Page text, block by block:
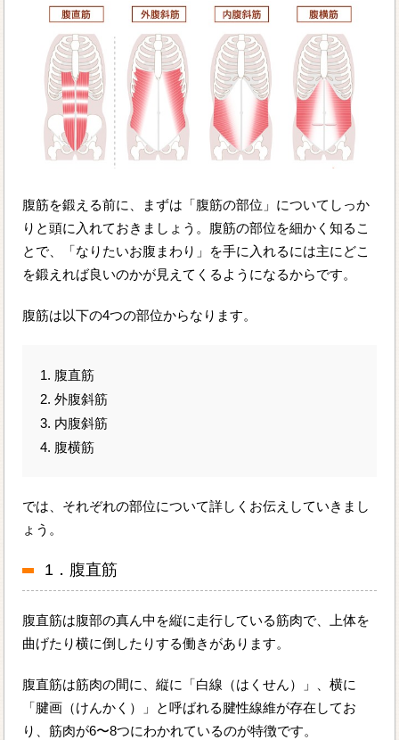
腹筋を鍛える前に、まずは「腹筋の部位」についてしっか
りと頭に入れておきましょう。腹筋の部位を細かく知るこ
とで、「なりたいお腹まわり」を手に入れるには主にどこ
を鍛えれば良いのかが見えてくるようになるからです。
腹筋は以下の4つの部位からなります。
1. 腹直筋
2. 外腹斜筋
3. 内腹斜筋
4. 腹横筋
では、それぞれの部位について詳しくお伝えしていきまし
ょう。
1．腹直筋
腹直筋は腹部の真ん中を縦に走行している筋肉で、上体を
曲げたり横に倒したりする働きがあります。
腹直筋は筋肉の間に、縦に「白線（はくせん）」、横に
「腱画（けんかく）」と呼ばれる腱性線維が存在してお
り、筋肉が6〜8つにわかれているのが特徴です。